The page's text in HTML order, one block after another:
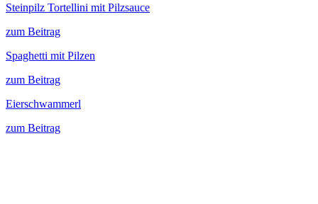
Steinpilz Tortellini mit Pilzsauce
zum Beitrag
Spaghetti mit Pilzen
zum Beitrag
Eierschwammerl
zum Beitrag